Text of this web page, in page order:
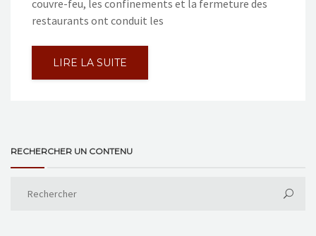
couvre-feu, les confinements et la fermeture des
restaurants ont conduit les
LIRE LA SUITE
RECHERCHER UN CONTENU